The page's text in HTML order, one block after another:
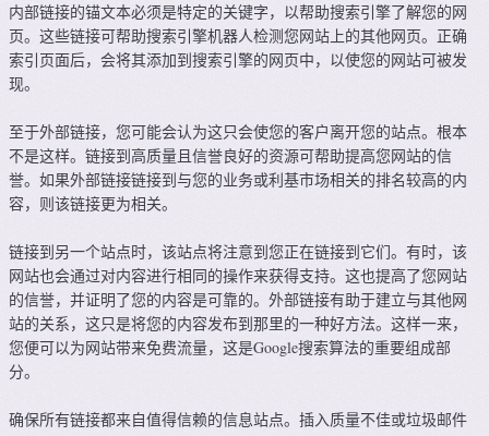
内部链接的锚文本必须是特定的关键字，以帮助搜索引擎了解您的网
页。这些链接可帮助搜索引擎机器人检测您网站上的其他网页。正确
索引页面后，会将其添加到搜索引擎的网页中，以使您的网站可被发
现。
至于外部链接，您可能会认为这只会使您的客户离开您的站点。根本
不是这样。链接到高质量且信誉良好的资源可帮助提高您网站的信
誉。如果外部链接链接到与您的业务或利基市场相关的排名较高的内
容，则该链接更为相关。
链接到另一个站点时，该站点将注意到您正在链接到它们。有时，该
网站也会通过对内容进行相同的操作来获得支持。这也提高了您网站
的信誉，并证明了您的内容是可靠的。外部链接有助于建立与其他网
站的关系，这只是将您的内容发布到那里的一种好方法。这样一来，
您便可以为网站带来免费流量，这是Google搜索算法的重要组成部
分。
确保所有链接都来自值得信赖的信息站点。插入质量不佳或垃圾邮件